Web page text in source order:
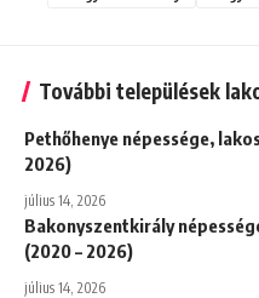
További települések
Pethőhenye népessége,
2026)
július 14, 2026
Bakonyszentkirály
(2020 – 2026)
július 14, 2026